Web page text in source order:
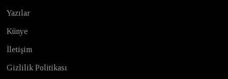
Yazılar
Künye
İletişim
Gizlilik Politikası